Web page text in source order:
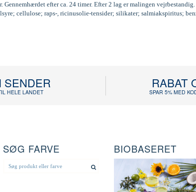
efter ca. 24 timer. Efter 2 lag er malingen
cellulose; raps-, ricinusolie-tensider; silikater; salmiakspiritus;
SENDER
HELE LANDET
RABAT
SPAR 5% MED
SØG FARVE BIOBASERET